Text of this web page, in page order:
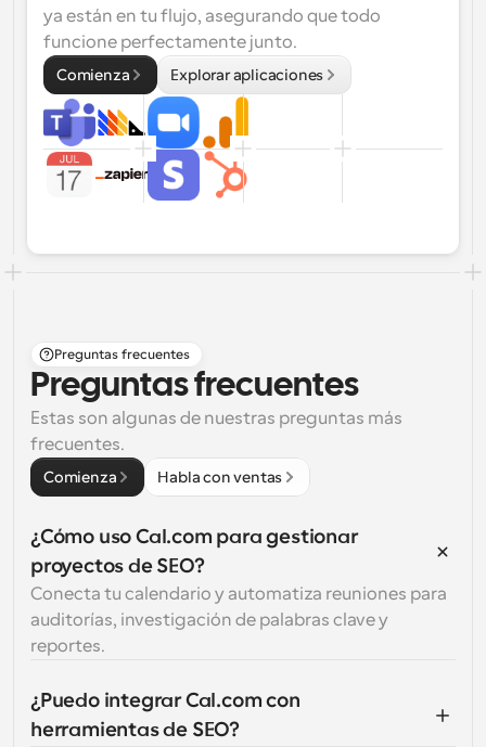
ya están en tu flujo, asegurando que todo
funcione perfectamente junto.
Comienza Explorar aplicaciones
Preguntas frecuentes
Preguntas frecuentes
Estas son algunas de nuestras preguntas más
frecuentes.
Comienza Habla con ventas
¿Cómo uso Cal.com para gestionar
proyectos de SEO?
Conecta tu calendario y automatiza reuniones para
auditorías, investigación de palabras clave y
reportes.
¿Puedo integrar Cal.com con
herramientas de SEO?